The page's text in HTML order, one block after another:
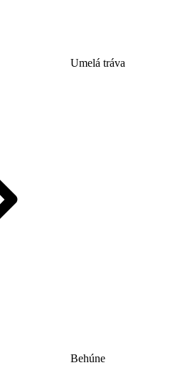
Umelá tráva
Behúne